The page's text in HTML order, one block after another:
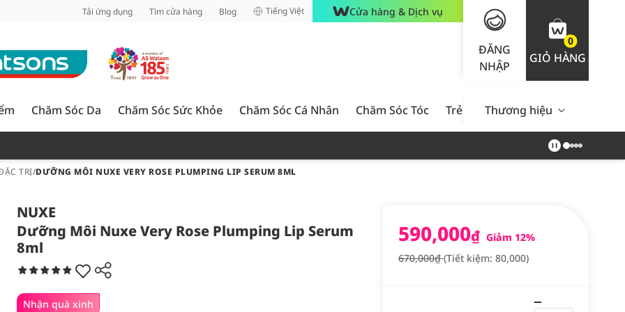
Tải ứng dụng Tìm cửa hàng Blog Tiếng Việt Cửa hàng & Dịch vụ
ĐĂNG
NHẬP
0
GIỎ HÀNG
Chăm Sóc Da Chăm Sóc Sức Khỏe Chăm Sóc Cá Nhân Chăm Sóc Tóc Trẻ Em Nam Giới Chăm Sóc
Thương hiệu
TRỊ/DƯỠNG MÔI NUXE VERY ROSE PLUMPING LIP SERUM 8ML
NUXE
Dưỡng Môi Nuxe Very Rose Plumping Lip Serum
8ml
Nhận quà xinh
590,000₫ Giảm 12%
670,000₫(Tiết kiệm: 80,000)